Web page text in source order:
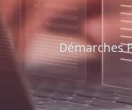
Démarches